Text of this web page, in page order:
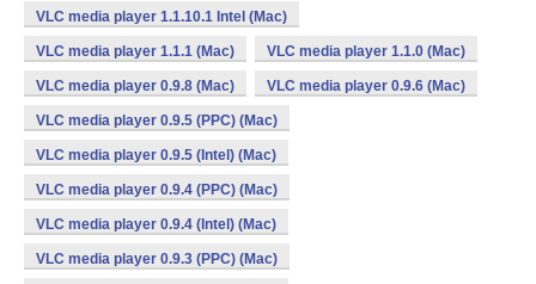
VLC media player 1.1.10.1 Intel (Mac)
VLC media player 1.1.1 (Mac) VLC media player 1.1.0 (Mac)
VLC media player 0.9.8 (Mac) VLC media player 0.9.6 (Mac)
VLC media player 0.9.5 (PPC) (Mac)
VLC media player 0.9.5 (Intel) (Mac)
VLC media player 0.9.4 (PPC) (Mac)
VLC media player 0.9.4 (Intel) (Mac)
VLC media player 0.9.3 (PPC) (Mac)